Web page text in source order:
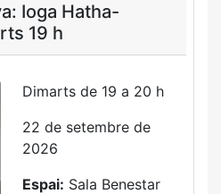
Ioga Hatha-
19 h
Dimarts de 19 a 20 h
22 de setembre de
2026
Espai: Sala Benestar